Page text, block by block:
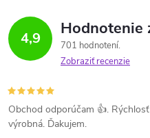
4,9 Hodnotenie
701 hodnotení
Zobraziť recenzie
Obchod odporúčam 👍.
výrobná. Ďakujem.